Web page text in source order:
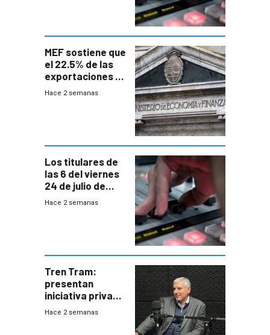
MEF sostiene que
el 22.5% de las
exportaciones a
EE.UU se verán
Hace 2 semanas
Los titulares de
las 6 del viernes
24 de julio de
2026
Hace 2 semanas
Tren Tram:
presentan
iniciativa privada
para una red de
Hace 2 semanas